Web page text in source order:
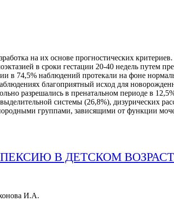
на их основе прогностических
в сроки гестации 20-40 недель путем
в 74,5% наблюдений протекали на фоне
благоприятный исход для
разрешались в пренатальном периоде в
системы (26,8%), дизурических
группами, зависящими от функции
В ДЕТСКОМ
И.А.